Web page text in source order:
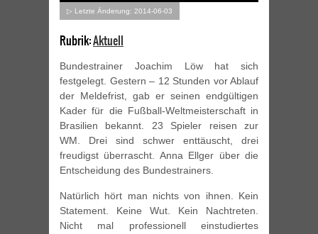
▷ Letzte Änderung: 2014-06-03
Rubrik:Aktuell
Bundestrainer Joachim Löw hat sich
festgelegt. Gestern – 12 Stunden vor Ablauf
der Meldefrist, gab er seinen endgültigen
Kader für die Fußball-Weltmeisterschaft in
Brasilien bekannt. 23 Spieler reisen zur
WM. Drei sind schwer enttäuscht, drei
freudigst überrascht. Anna Ellger über die
Entscheidung des Bundestrainers.
Natürlich hört man nichts von ihnen. Kein
Statement. Keine Wut. Kein Nachtreten.
Nicht mal professionell einstudiertes